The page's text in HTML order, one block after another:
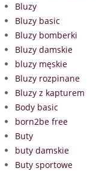
Bluzy
Bluzy basic
Bluzy bomberki
Bluzy damskie
bluzy męskie
Bluzy rozpinane
Bluzy z kapturem
Body basic
born2be free
Buty
buty damskie
Buty sportowe